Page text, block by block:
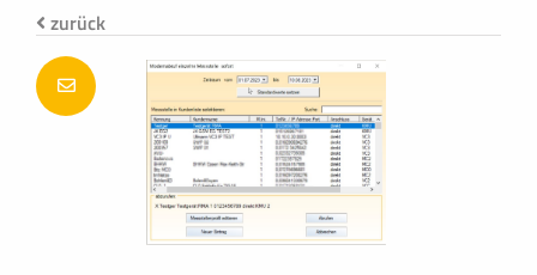
zurück